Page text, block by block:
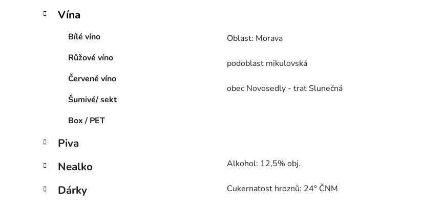
Vína
Bílé víno
Růžové víno
Červené víno
Šumivé/ sekt
Box / PET
Piva
Nealko
Dárky
Oblast: Morava
podoblast mikulovská
obec Novosedly - trať Slunečná
Alkohol: 12,5% obj.
Cukernatost hroznů: 24° ČNM